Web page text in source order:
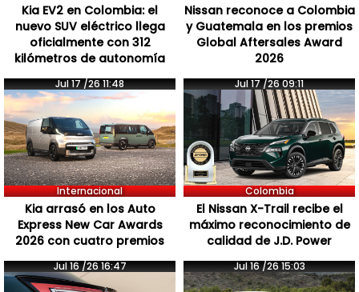
Kia EV2 en Colombia: el
nuevo SUV eléctrico llega
oficialmente con 312
kilómetros de autonomía
Nissan reconoce a Colombia
y Guatemala en los premios
Global Aftersales Award
2026
Jul 17 /26 11:48
Internacional
Kia arrasó en los Auto
Express New Car Awards
2026 con cuatro premios
Jul 17 /26 09:11
Colombia
El Nissan X-Trail recibe el
máximo reconocimiento de
calidad de J.D. Power
Jul 16 /26 16:47 Jul 16 /26 15:03